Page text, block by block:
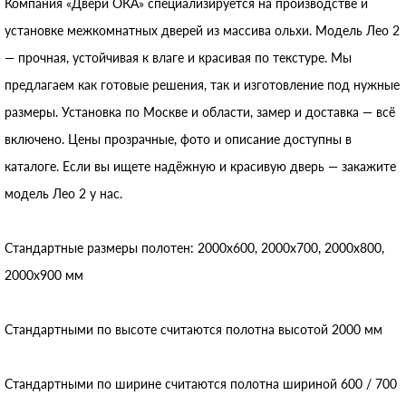
установке межкомнатных дверей из массива ольхи. Модель Лео 2
— прочная, устойчивая к влаге и красивая по текстуре. Мы
предлагаем как готовые решения, так и изготовление под нужные
размеры. Установка по Москве и области, замер и доставка — всё
включено. Цены прозрачные, фото и описание доступны в
каталоге. Если вы ищете надёжную и красивую дверь — закажите
модель Лео 2 у нас.
Стандартные размеры полотен: 2000x600, 2000x700, 2000x800,
2000x900 мм
Стандартными по высоте считаются полотна высотой 2000 мм
Стандартными по ширине считаются полотна шириной 600 / 700